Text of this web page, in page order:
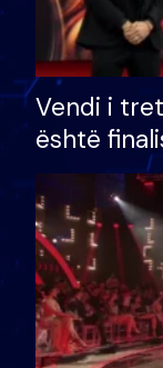
Vendi i
është